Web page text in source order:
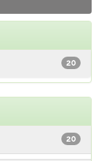
20
20